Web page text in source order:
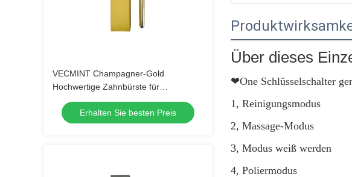
VECMINT Champagner-Gold
Hochwertige Zahnbürste für
Erwachsene: Ausgezeichnet für eine
hervorragende Mundhygiene, perfekt
für den täglichen Gebrauch
Erhalten Sie besten Preis
Über dieses
❤One Schlüsselschalter
1, Reinigungsmodus
2, Massage-Modus
3, Modus weiß werden
4, Poliermodus